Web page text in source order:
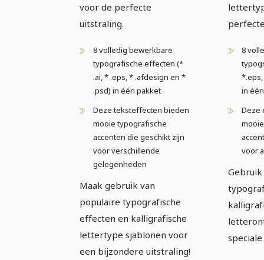
voor de perfecte
uitstraling.
8 volledig bewerkbare
typografische effecten (*
.ai, * .eps, * .afdesign en *
.psd) in één pakket
Deze teksteffecten bieden
mooie typografische
accenten die geschikt zijn
voor verschillende
gelegenheden
Maak gebruik van
populaire typografische
effecten en kalligrafische
lettertype sjablonen voor
een bijzondere uitstraling!
8
in
Deze
voor